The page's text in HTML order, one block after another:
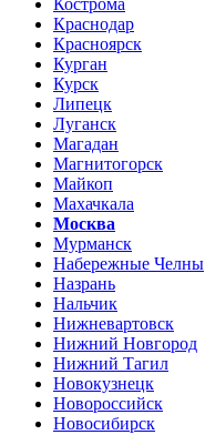
Краснодар
Красноярск
Курган
Курск
Липецк
Луганск
Магадан
Магнитогорск
Майкоп
Махачкала
Москва
Мурманск
Набережные Челны
Назрань
Нальчик
Нижневартовск
Нижний Новгород
Нижний Тагил
Новокузнецк
Новороссийск
Новосибирск